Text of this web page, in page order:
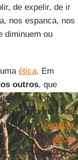
de expelir, de ir
nos espanca, nos
diminuem ou
ética. Em
outros, que
tivessem
dos Inocentes, os
, acensura,
dimensãoética
convencidos de